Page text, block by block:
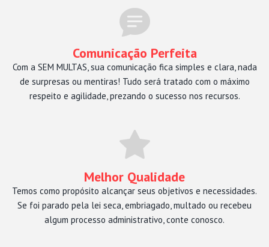
Comunicação Perfeita
Com a SEM MULTAS, sua comunicação fica simples e clara, nada
de surpresas ou mentiras! Tudo será tratado com o máximo
respeito e agilidade, prezando o sucesso nos recursos.
Melhor Qualidade
Temos como propósito alcançar seus objetivos e necessidades.
Se foi parado pela lei seca, embriagado, multado ou recebeu
algum processo administrativo, conte conosco.